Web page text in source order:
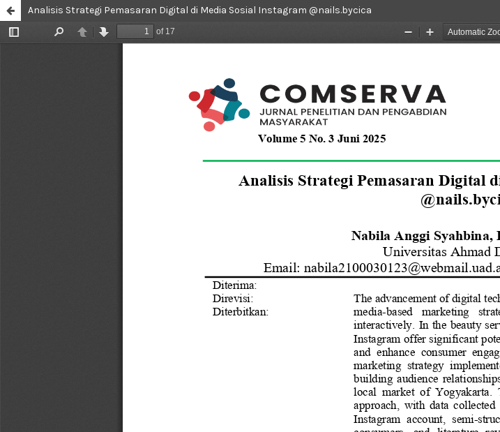
Analisis Strategi Pemasaran Digital di Media Sosial Instagram @nails.bycica